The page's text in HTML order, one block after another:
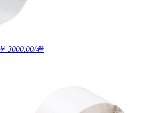
￥ 3000.00/卷